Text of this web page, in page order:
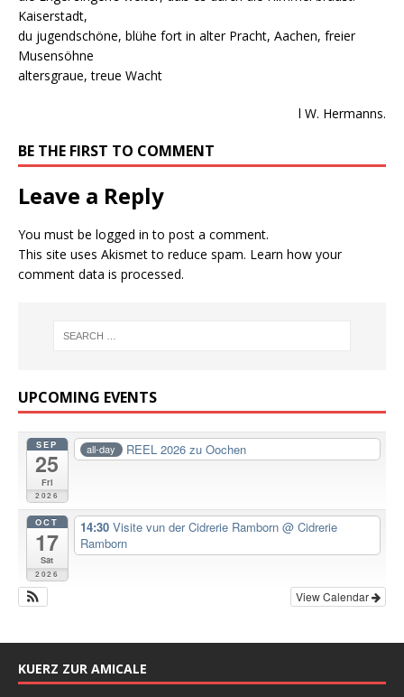
Kaiserstadt,
du jugendschöne, blühe fort in alter Pracht, Aachen, freier
Musensöhne
altersgraue, treue Wacht
l W. Hermanns.
BE THE FIRST TO COMMENT
Leave a Reply
You must be logged in to post a comment.
This site uses Akismet to reduce spam. Learn how your
comment data is processed.
UPCOMING EVENTS
SEP
25
Fri
2026
all-day REEL 2026 zu Oochen
OCT
17
Sat
2026
14:30 Visite vun der Cidrerie Ramborn @ Cidrerie
Ramborn
View Calendar
KUERZ ZUR AMICALE